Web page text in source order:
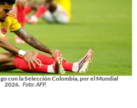
con la Selección Colombia, por el Mundial
2026. Foto: AFP.